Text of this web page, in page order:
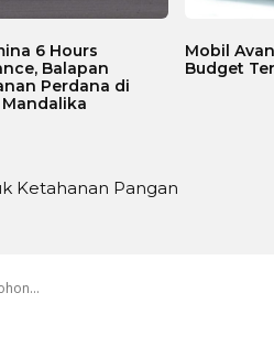
6 Hours
Balapan
Perdana di
Mobil
Budget
Ketahanan Pangan